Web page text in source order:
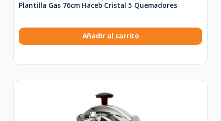
Plantilla Gas 76cm Haceb Cristal 5 Quemadores
Añadir al carrito